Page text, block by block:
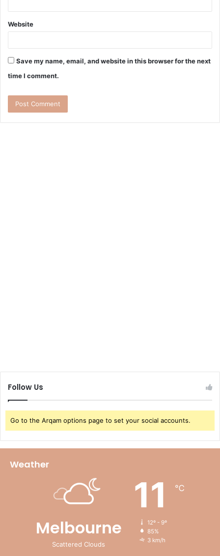
Website
Save my name, email, and website in this browser for the next
time I comment.
Follow Us
Go to the Arqam options page to set your social accounts.
Weather
Melbourne
Scattered Clouds
11 ℃
12º - 9º
85%
3 km/h